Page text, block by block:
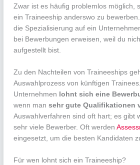
Zwar ist es häufig problemlos möglich,
ein Traineeship anderswo zu
die Spezialisierung auf ein
bei Bewerbungen erweisen, weil du
aufgestellt bist.
Zu den Nachteilen von Traineeships
Auswahlprozess von künftigen
Unternehmen lohnt sich eine
wenn mansehr gute Qualifikationen
Auswahlverfahren sind oft hart; es gibt
sehr viele Bewerber. Oft werden
eingesetzt, um die besten Kandidaten
Für wen lohnt sich ein Traineeship?